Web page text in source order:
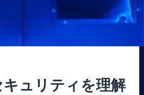
キュリティを理解